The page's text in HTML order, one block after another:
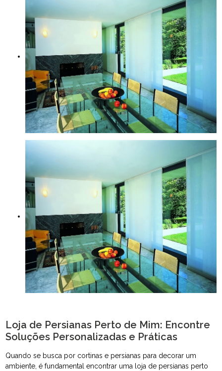
Loja de Persianas Perto de Mim: Encontre
Soluções Personalizadas e Práticas
Quando se busca por cortinas e persianas para decorar um
ambiente, é fundamental encontrar uma loja de persianas perto